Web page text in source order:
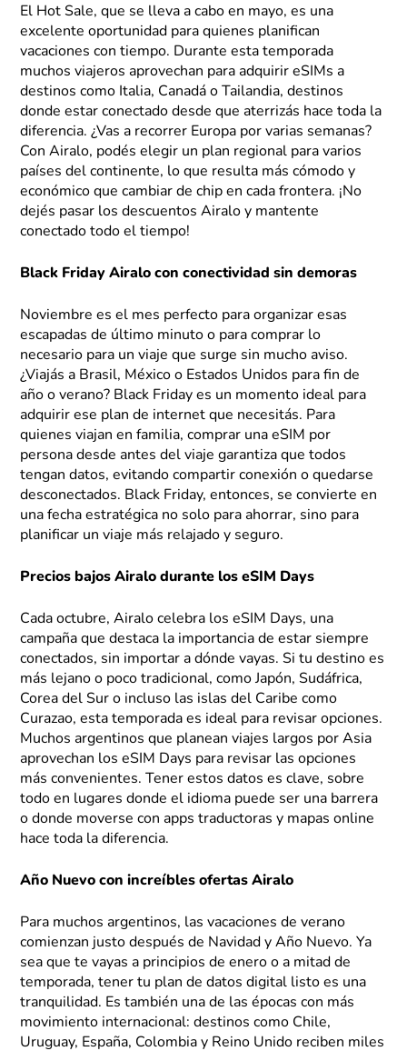
El Hot Sale, que se lleva a cabo en mayo, es una
excelente oportunidad para quienes planifican
vacaciones con tiempo. Durante esta temporada
muchos viajeros aprovechan para adquirir eSIMs a
destinos como Italia, Canadá o Tailandia, destinos
donde estar conectado desde que aterrizás hace toda la
diferencia. ¿Vas a recorrer Europa por varias semanas?
Con Airalo, podés elegir un plan regional para varios
países del continente, lo que resulta más cómodo y
económico que cambiar de chip en cada frontera. ¡No
dejés pasar los descuentos Airalo y mantente
conectado todo el tiempo!
Black Friday Airalo con conectividad sin demoras
Noviembre es el mes perfecto para organizar esas
escapadas de último minuto o para comprar lo
necesario para un viaje que surge sin mucho aviso.
¿Viajás a Brasil, México o Estados Unidos para fin de
año o verano? Black Friday es un momento ideal para
adquirir ese plan de internet que necesitás. Para
quienes viajan en familia, comprar una eSIM por
persona desde antes del viaje garantiza que todos
tengan datos, evitando compartir conexión o quedarse
desconectados. Black Friday, entonces, se convierte en
una fecha estratégica no solo para ahorrar, sino para
planificar un viaje más relajado y seguro.
Precios bajos Airalo durante los eSIM Days
Cada octubre, Airalo celebra los eSIM Days, una
campaña que destaca la importancia de estar siempre
conectados, sin importar a dónde vayas. Si tu destino es
más lejano o poco tradicional, como Japón, Sudáfrica,
Corea del Sur o incluso las islas del Caribe como
Curazao, esta temporada es ideal para revisar opciones.
Muchos argentinos que planean viajes largos por Asia
aprovechan los eSIM Days para revisar las opciones
más convenientes. Tener estos datos es clave, sobre
todo en lugares donde el idioma puede ser una barrera
o donde moverse con apps traductoras y mapas online
hace toda la diferencia.
Año Nuevo con increíbles ofertas Airalo
Para muchos argentinos, las vacaciones de verano
comienzan justo después de Navidad y Año Nuevo. Ya
sea que te vayas a principios de enero o a mitad de
temporada, tener tu plan de datos digital listo es una
tranquilidad. Es también una de las épocas con más
movimiento internacional: destinos como Chile,
Uruguay, España, Colombia y Reino Unido reciben miles